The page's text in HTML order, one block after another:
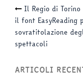
Il Regio di
il font EasyReading
sovratitolazione
spettacoli
ARTICOLI